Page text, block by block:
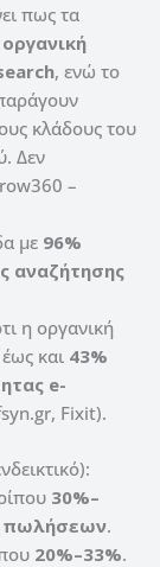
πως τα
οργανική
, ενώ το
κλάδους του
Δεν
–
με 96%
αναζήτησης
η οργανική
και 43%
e-
Fixit).
30%–
πωλήσεων.
20%–33%.